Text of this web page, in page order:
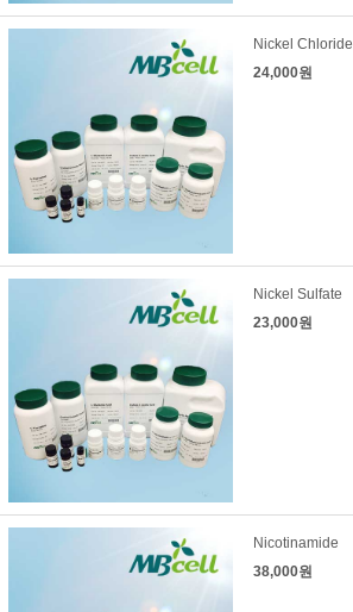
Nickel Chloride
24,000원
Nickel Sulfate
23,000원
Nicotinamide
38,000원